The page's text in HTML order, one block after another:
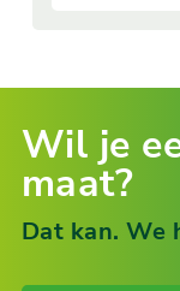
Wil je
maat?
Dat kan. We